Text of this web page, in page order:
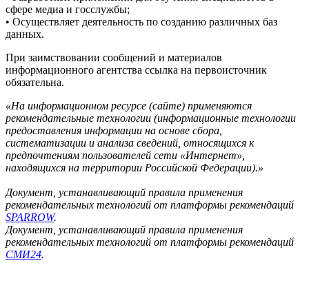
сфере медиа и госслужбы;
• Осуществляет деятельность по созданию различных баз
данных.
При заимствовании сообщений и материалов
информационного агентства ссылка на первоисточник
обязательна.
«На информационном ресурсе (сайте) применяются
рекомендательные технологии (информационные технологии
предоставления информации на основе сбора,
систематизации и анализа сведений, относящихся к
предпочтениям пользователей сети «Интернет»,
находящихся на территории Российской Федерации).»
Документ, устанавливающий правила применения
рекомендательных технологий от платформы рекомендаций
SPARROW.
Документ, устанавливающий правила применения
рекомендательных технологий от платформы рекомендаций
СМИ24.